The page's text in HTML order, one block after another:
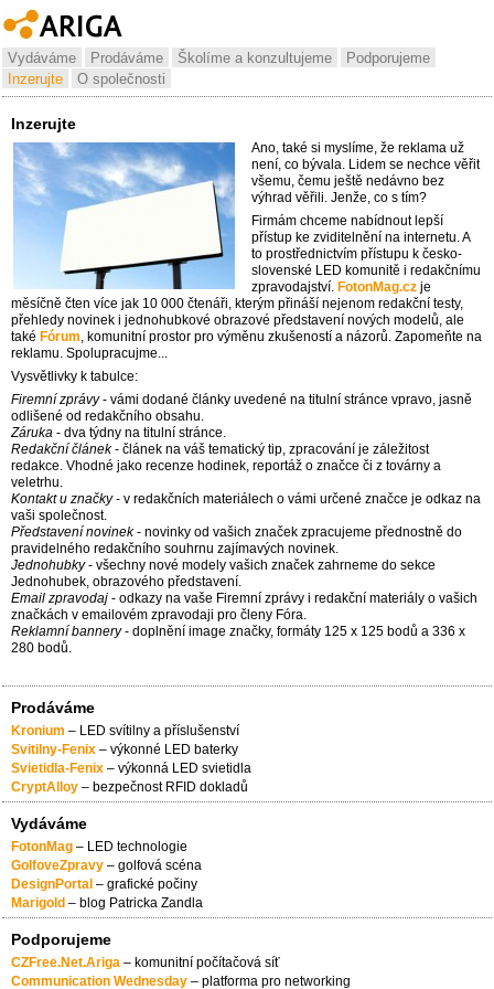
Vydáváme Prodáváme Školíme a konzultujeme
Podporujeme
Inzerujte
O společnosti
Inzerujte
Ano, také si myslíme, že reklama už
není, co bývala. Lidem se nechce věřit
všemu, čemu ještě nedávno bez
výhrad věřili. Jenže, co s tím?
Firmám chceme nabídnout lepší
přístup ke zviditelnění na internetu. A
to prostřednictvím přístupu k česko-
slovenské LED komunitě i redakčnímu
zpravodajství. FotonMag.cz je
měsíčně čten více jak 10 000 čtenáři, kterým přináší nejenom redakční testy,
přehledy novinek i jednohubkové obrazové představení nových modelů, ale
také Fórum, komunitní prostor pro výměnu zkušeností a názorů. Zapomeňte na
reklamu. Spolupracujme...
Vysvětlivky k tabulce:
Firemní zprávy- vámi dodané články uvedené na titulní stránce vpravo, jasně
odlišené od redakčního obsahu.
Záruka - dva týdny na titulní stránce.
Redakční článek- článek na váš tematický tip, zpracování je záležitost
redakce. Vhodné jako recenze hodinek, reportáž o značce či z továrny a
veletrhu.
Kontakt u značky- v redakčních materiálech o vámi určené značce je odkaz na
vaši společnost.
Představení novinek- novinky od vašich značek zpracujeme přednostně do
pravidelného redakčního souhrnu zajímavých novinek.
Jednohubky- všechny nové modely vašich značek zahrneme do sekce
Jednohubek, obrazového představení.
Email zpravodaj - odkazy na vaše Firemní zprávy i redakční materiály o vašich
značkách v emailovém zpravodaji pro členy Fóra.
Reklamní bannery- doplnění image značky, formáty 125 x 125 bodů a 336 x
280 bodů.
Prodáváme
Kronium – LED svítilny a příslušenství
Svitilny-Fenix – výkonné LED baterky
Svietidla-Fenix – výkonná LED svietidla
CryptAlloy – bezpečnost RFID dokladů
Vydáváme
FotonMag – LED technologie
GolfoveZpravy – golfová scéna
DesignPortal – grafické počiny
Marigold – blog Patricka Zandla
Podporujeme
CZFree.Net.Ariga – komunitní počítačová síť
Communication Wednesday – platforma pro networking